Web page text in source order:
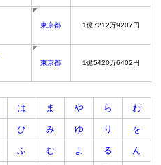
東京都 1億7212万9207円
東京都 1億5420万6402円
は ま や ら わ
ひ み ゆ り を
ふ む よ る ん